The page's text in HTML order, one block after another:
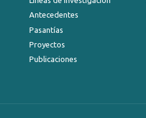
Antecedentes
Pasantías
Proyectos
Publicaciones